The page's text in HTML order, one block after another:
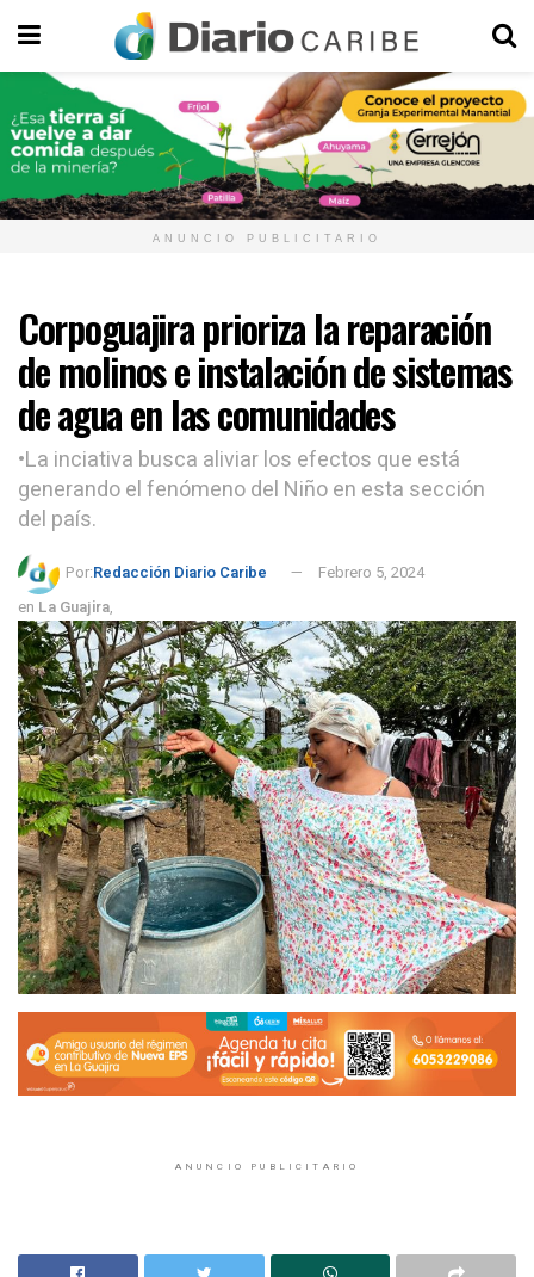
ANUNCIO PUBLICITARIO
Corpoguajira prioriza la reparación
de molinos e instalación de sistemas
de agua en las comunidades
•La inciativa busca aliviar los efectos que está
generando el fenómeno del Niño en esta sección
del país.
Por:Redacción Diario Caribe
Febrero 5, 2024
en La Guajira,
ANUNCIO PUBLICITARIO